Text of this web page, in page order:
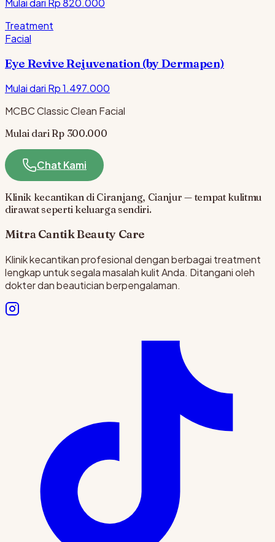
Mulai dari Rp820.000
Treatment
Facial
Eye Revive Rejuvenation (by Dermapen)
Mulai dari Rp1.497.000
MCBC Classic Clean Facial
Mulai dari Rp 300.000
Chat Kami
Klinik kecantikan di Ciranjang, Cianjur — tempat kulitmu
dirawat seperti keluarga sendiri.
Mitra CantikBeauty Care
Klinik kecantikan profesional dengan berbagai treatment
lengkap untuk segala masalah kulit Anda. Ditangani oleh
dokter dan beautician berpengalaman.